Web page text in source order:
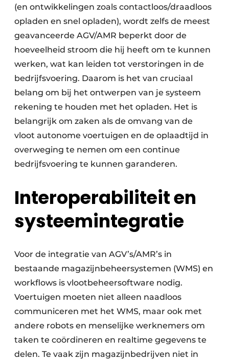
(en ontwikkelingen zoals contactloos/draadloos
opladen en snel opladen), wordt zelfs de meest
geavanceerde AGV/AMR beperkt door de
hoeveelheid stroom die hij heeft om te kunnen
werken, wat kan leiden tot verstoringen in de
bedrijfsvoering. Daarom is het van cruciaal
belang om bij het ontwerpen van je systeem
rekening te houden met het opladen. Het is
belangrijk om zaken als de omvang van de
vloot autonome voertuigen en de oplaadtijd in
overweging te nemen om een continue
bedrijfsvoering te kunnen garanderen.
Interoperabiliteit en
systeemintegratie
Voor de integratie van AGV’s/AMR’s in
bestaande magazijnbeheersystemen (WMS) en
workflows is vlootbeheersoftware nodig.
Voertuigen moeten niet alleen naadloos
communiceren met het WMS, maar ook met
andere robots en menselijke werknemers om
taken te coördineren en realtime gegevens te
delen. Te vaak zijn magazijnbedrijven niet in